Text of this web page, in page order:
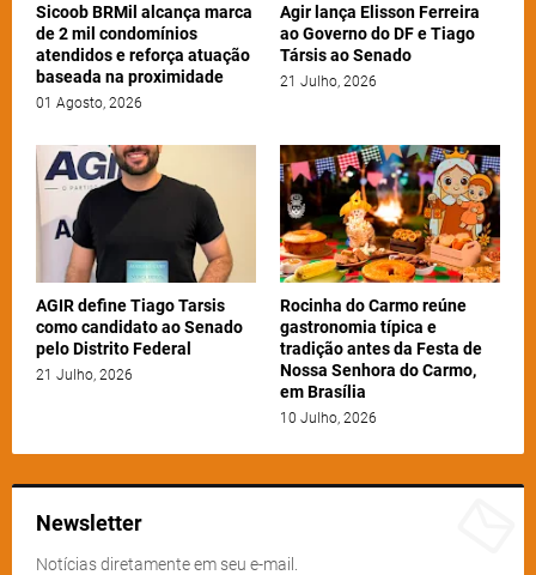
Sicoob BRMil alcança marca
de 2 mil condomínios
atendidos e reforça atuação
baseada na proximidade
01 Agosto, 2026
Agir lança Elisson Ferreira
ao Governo do DF e Tiago
Társis ao Senado
21 Julho, 2026
AGIR define Tiago Tarsis
como candidato ao Senado
pelo Distrito Federal
21 Julho, 2026
Rocinha do Carmo reúne
gastronomia típica e
tradição antes da Festa de
Nossa Senhora do Carmo,
em Brasília
10 Julho, 2026
Newsletter
Notícias diretamente em seu e-mail.